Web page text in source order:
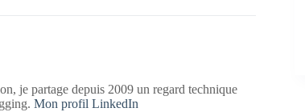
je partage depuis 2009 un regard technique
Mon profil LinkedIn